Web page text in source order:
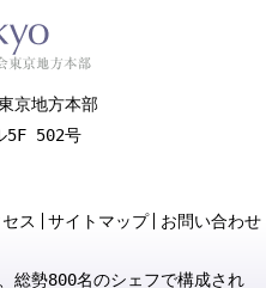
京地方本部
5F 502号
ス サイトマップ お問い合わせ
総勢800名のシェフで構成され